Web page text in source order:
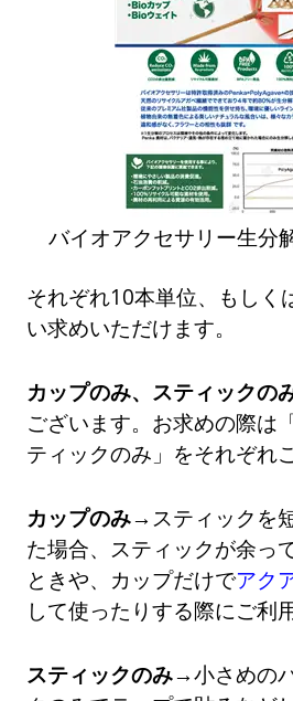
バイオアクセサリー生分
それぞれ10本単位、もしく
い求めいただけます。
カップのみ、スティックの
ございます。お求めの際は
ティックのみ」をそれぞれ
カップのみ→ スティックを
た場合、スティックが余っ
ときや、カップだけでアク
して使ったりする際にご利
スティックのみ→小さめの